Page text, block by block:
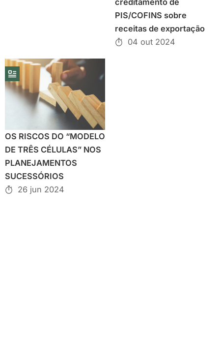
PIS/COFINS sobre
receitas de exportação
04 out 2024
OS RISCOS DO “MODELO
DE TRÊS CÉLULAS” NOS
PLANEJAMENTOS
SUCESSÓRIOS
26 jun 2024